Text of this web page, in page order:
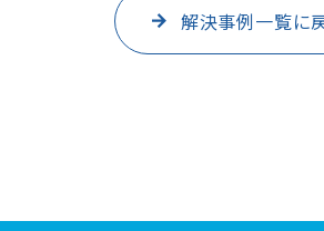
解決事例一覧に